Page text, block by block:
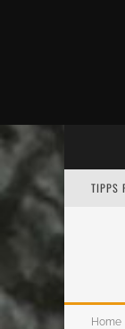
TIPPS
Home